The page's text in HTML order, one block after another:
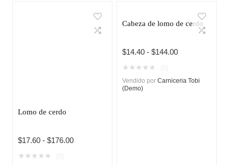
Lomo de cerdo
$17.60 - $176.00Rango
★ ★ ★ ★ ★
Cabeza de lomo de cerdo
$14.40 - $144.00Rango
desde
★ ★ ★ ★ ★
Vendido por Carniceria Tobi
(Demo)